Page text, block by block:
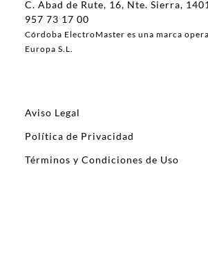
C. Abad de Rute, 16, Nte. Sierra,
957 73 17 00
Córdoba ElectroMaster es una marca
Europa S.L.
Aviso Legal
Política de Privacidad
Términos y Condiciones de Uso